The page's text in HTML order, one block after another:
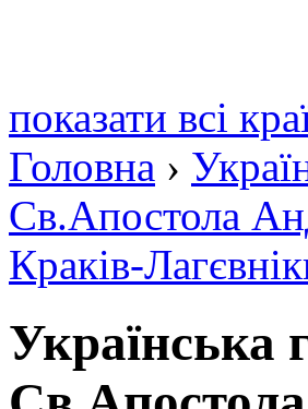
показати всі
Головна ›
Св.Апостола
Краків-
Українська